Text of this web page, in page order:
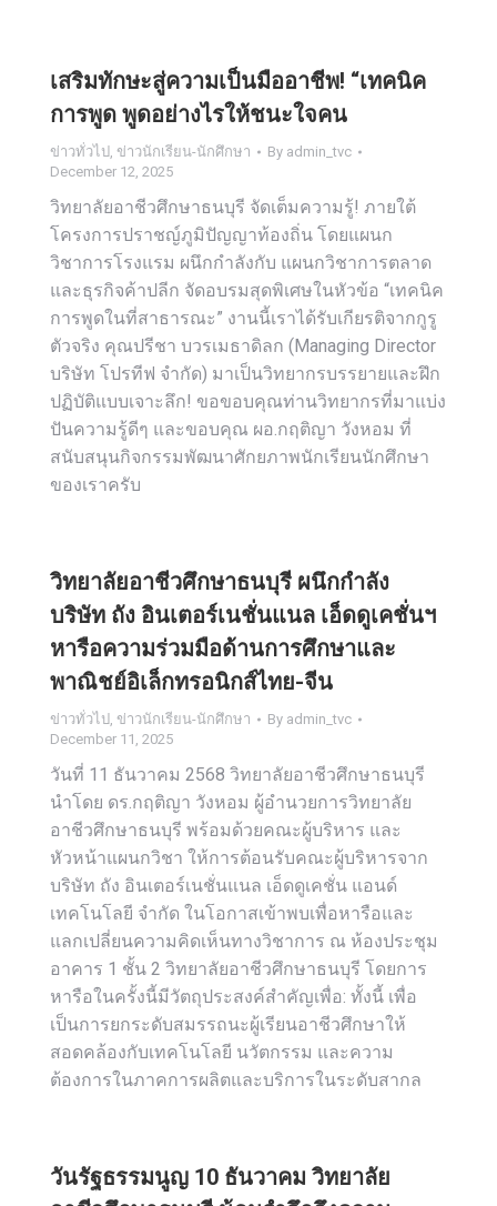
เสริมทักษะสู่ความเป็นมืออาชีพ! “เทคนิค
การพูด พูดอย่างไรให้ชนะใจคน
ข่าวทั่วไป, ข่าวนักเรียน-นักศึกษา By admin_tvc
December 12, 2025
วิทยาลัยอาชีวศึกษาธนบุรี จัดเต็มความรู้! ภายใต้
โครงการปราชญ์ภูมิปัญญาท้องถิ่น โดยแผนก
วิชาการโรงแรม ผนึกกำลังกับ แผนกวิชาการตลาด
และธุรกิจค้าปลีก จัดอบรมสุดพิเศษในหัวข้อ “เทคนิค
การพูดในที่สาธารณะ” งานนี้เราได้รับเกียรติจากกูรู
ตัวจริง คุณปรีชา บวรเมธาดิลก (Managing Director
บริษัท โปรทีฟ จำกัด) มาเป็นวิทยากรบรรยายและฝึก
ปฏิบัติแบบเจาะลึก! ขอขอบคุณท่านวิทยากรที่มาแบ่ง
ปันความรู้ดีๆ และขอบคุณ ผอ.กฤติญา วังหอม ที่
สนับสนุนกิจกรรมพัฒนาศักยภาพนักเรียนนักศึกษา
ของเราครับ
วิทยาลัยอาชีวศึกษาธนบุรี ผนึกกำลัง
บริษัท ถัง อินเตอร์เนชั่นแนล เอ็ดดูเคชั่นฯ
หารือความร่วมมือด้านการศึกษาและ
พาณิชย์อิเล็กทรอนิกส์ไทย-จีน
ข่าวทั่วไป, ข่าวนักเรียน-นักศึกษา By admin_tvc
December 11, 2025
วันที่ 11 ธันวาคม 2568 วิทยาลัยอาชีวศึกษาธนบุรี
นำโดย ดร.กฤติญา วังหอม ผู้อำนวยการวิทยาลัย
อาชีวศึกษาธนบุรี พร้อมด้วยคณะผู้บริหาร และ
หัวหน้าแผนกวิชา ให้การต้อนรับคณะผู้บริหารจาก
บริษัท ถัง อินเตอร์เนชั่นแนล เอ็ดดูเคชั่น แอนด์
เทคโนโลยี จำกัด ในโอกาสเข้าพบเพื่อหารือและ
แลกเปลี่ยนความคิดเห็นทางวิชาการ ณ ห้องประชุม
อาคาร 1 ชั้น 2 วิทยาลัยอาชีวศึกษาธนบุรี โดยการ
หารือในครั้งนี้มีวัตถุประสงค์สำคัญเพื่อ: ทั้งนี้ เพื่อ
เป็นการยกระดับสมรรถนะผู้เรียนอาชีวศึกษาให้
สอดคล้องกับเทคโนโลยี นวัตกรรม และความ
ต้องการในภาคการผลิตและบริการในระดับสากล
วันรัฐธรรมนูญ 10 ธันวาคม วิทยาลัย